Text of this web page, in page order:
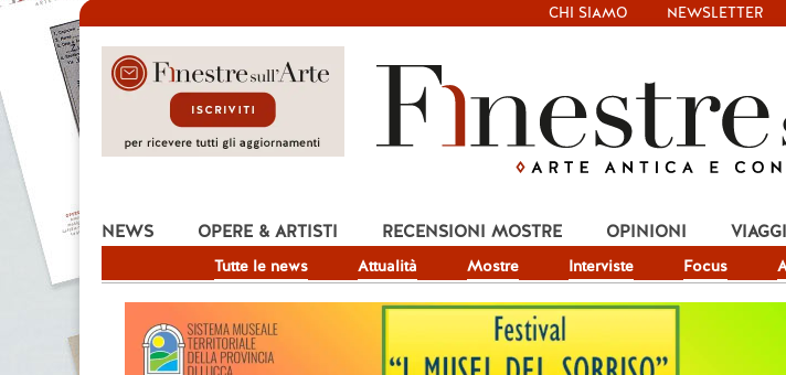
CHI SIAMO NEWSLETTER
NEWS
Tutte le news Attualità Mostre Interviste Focus
OPERE & ARTISTI RECENSIONI MOSTRE OPINIONI VIAGGI